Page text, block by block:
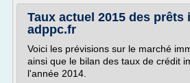
Taux actuel 2015 des prêts
adppc.fr
Voici les prévisions sur le marché
ainsi que le bilan des taux de crédit
l'année 2014.